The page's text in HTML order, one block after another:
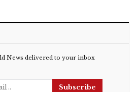
News delivered to your inbox
Subscribe